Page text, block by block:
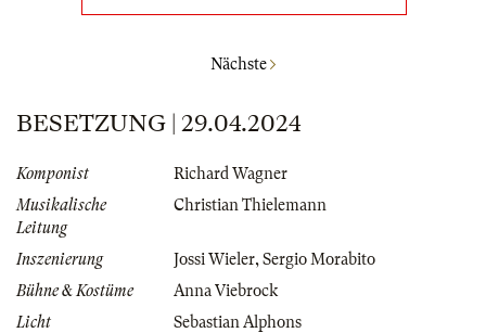
Nächste
BESETZUNG | 29.04.2024
Komponist
Richard Wagner
Musikalische
Leitung
Christian Thielemann
Inszenierung Jossi Wieler,Sergio Morabito
Bühne & Kostüme
Anna Viebrock
Licht
Sebastian Alphons